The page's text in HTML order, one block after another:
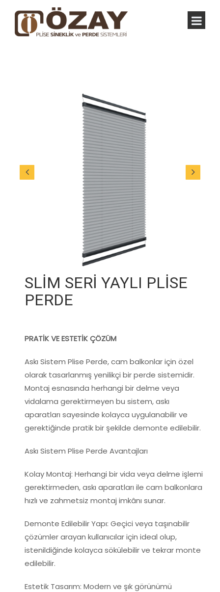
SLİM SERİ YAYLI PLİSE
PERDE
PRATİK VE ESTETİK ÇÖZÜM
Askı Sistem Plise Perde, cam balkonlar için özel
olarak tasarlanmış yenilikçi bir perde sistemidir.
Montaj esnasında herhangi bir delme veya
vidalama gerektirmeyen bu sistem, askı
aparatları sayesinde kolayca uygulanabilir ve
gerektiğinde pratik bir şekilde demonte edilebilir.
Askı Sistem Plise Perde Avantajları
Kolay Montaj: Herhangi bir vida veya delme işlemi
gerektirmeden, askı aparatları ile cam balkonlara
hızlı ve zahmetsiz montaj imkânı sunar.
Demonte Edilebilir Yapı: Geçici veya taşınabilir
çözümler arayan kullanıcılar için ideal olup,
istenildiğinde kolayca sökülebilir ve tekrar monte
edilebilir.
Estetik Tasarım: Modern ve şık görünümü